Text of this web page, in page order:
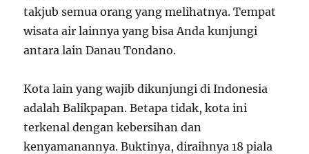
takjub semua orang yang melihatnya. Tempat
wisata air lainnya yang bisa Anda kunjungi
antara lain Danau Tondano.
Kota lain yang wajib dikunjungi di Indonesia
adalah Balikpapan. Betapa tidak, kota ini
terkenal dengan kebersihan dan
kenyamanannya. Buktinya, diraihnya 18 piala